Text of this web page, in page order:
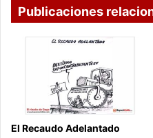
Publicaciones
El Recaudo Adelantado